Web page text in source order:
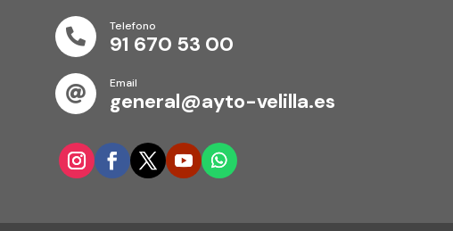

Telefono
91 670 53 00

Email
general@ayto-velilla.es